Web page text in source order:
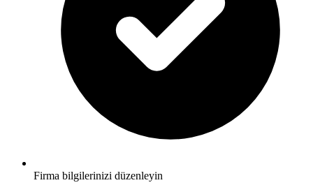
Firma bilgilerinizi düzenleyin